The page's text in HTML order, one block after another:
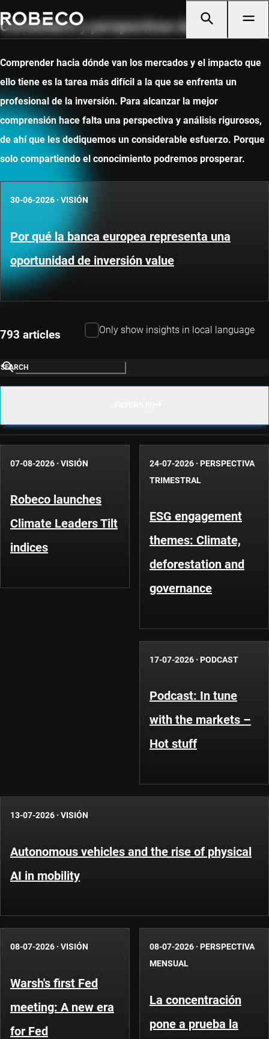
Comentario y perspectivas de mercado
Comprender hacia dónde van los mercados y el impacto que
ello tiene es la tarea más difícil a la que se enfrenta un
profesional de la inversión. Para alcanzar la mejor
comprensión hace falta una perspectiva y análisis rigurosos,
de ahí que les dediquemos un considerable esfuerzo. Porque
solo compartiendo el conocimiento podremos prosperar.
30-06-2026 · VISIÓN
Por qué la banca europea representa una
oportunidad de inversión value
793 articles Only show insights in local language
SEARCH
07-08-2026 · VISIÓN
Robeco launches
Climate Leaders Tilt
indices
24-07-2026 · PERSPECTIVA
TRIMESTRAL
ESG engagement
themes: Climate,
deforestation and
governance
17-07-2026 · PODCAST
Podcast: In tune
with the markets –
Hot stuff
13-07-2026 · VISIÓN
Autonomous vehicles and the rise of physical
AI in mobility
08-07-2026 · VISIÓN
Warsh's first Fed
meeting: A new era
for Fed
08-07-2026 · PERSPECTIVA
MENSUAL
La concentración
pone a prueba la